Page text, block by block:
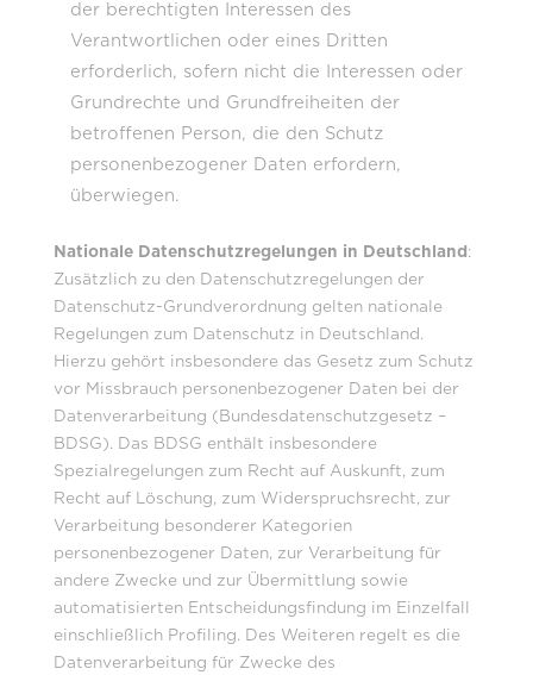
der berechtigten Interessen des
Verantwortlichen oder eines Dritten
erforderlich, sofern nicht die Interessen oder
Grundrechte und Grundfreiheiten der
betroffenen Person, die den Schutz
personenbezogener Daten erfordern,
überwiegen.
Nationale Datenschutzregelungen in Deutschland :
Zusätzlich zu den Datenschutzregelungen der
Datenschutz-Grundverordnung gelten nationale
Regelungen zum Datenschutz in Deutschland.
Hierzu gehört insbesondere das Gesetz zum Schutz
vor Missbrauch personenbezogener Daten bei der
Datenverarbeitung (Bundesdatenschutzgesetz –
BDSG). Das BDSG enthält insbesondere
Spezialregelungen zum Recht auf Auskunft, zum
Recht auf Löschung, zum Widerspruchsrecht, zur
Verarbeitung besonderer Kategorien
personenbezogener Daten, zur Verarbeitung für
andere Zwecke und zur Übermittlung sowie
automatisierten Entscheidungsfindung im Einzelfall
einschließlich Profiling. Des Weiteren regelt es die
Datenverarbeitung für Zwecke des